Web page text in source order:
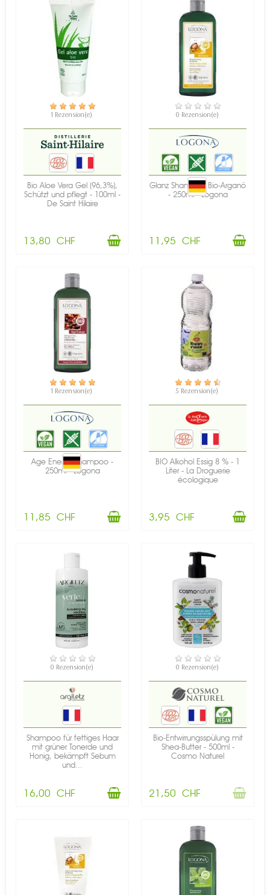
VERFÜGBAR
1 Rezension(e)
Bio Aloe Vera Gel (96,3%),
Schützt und pflegt - 100ml -
De Saint Hilaire
13,80 CHF
VERFÜGBAR
0 Rezension(e)
Glanz Shampoo Bio-Arganö
- 250ml - Logona
11,95 CHF
VERFÜGBAR
1 Rezension(e)
Age Energy Shampoo -
250ml - Logona
11,85 CHF
VERFÜGBAR
5 Rezension(e)
BIO Alkohol Essig 8 % - 1
Liter - La Droguerie
écologique
3,95 CHF
VERFÜGBAR
0 Rezension(e)
Shampoo für fettiges Haar
mit grüner Tonerde und
Honig, bekämpft Sebum
und...
16,00 CHF
NICHT AUF LAGER
0 Rezension(e)
Bio-Entwirrungsspülung mit
Shea-Butter - 500ml -
Cosmo Naturel
21,50 CHF